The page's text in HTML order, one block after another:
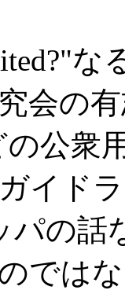
会の
公衆
イド
パの話
では